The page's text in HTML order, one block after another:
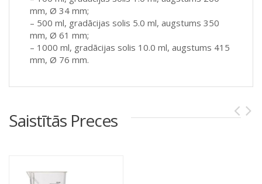
mm, Ø 34 mm;
– 500 ml, gradācijas solis 5.0 ml, augstums 350
mm, Ø 61 mm;
– 1000 ml, gradācijas solis 10.0 ml, augstums 415
mm, Ø 76 mm.
Saistītās Preces